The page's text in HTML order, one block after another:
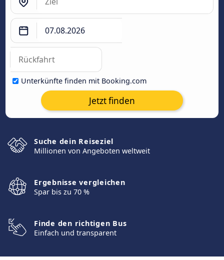
Unterkünfte finden mit Booking.com
Jetzt finden
Suche dein Reiseziel
Millionen von Angeboten weltweit
Ergebnisse vergleichen
Spar bis zu 70 %
Finde den richtigen Bus
Einfach und transparent